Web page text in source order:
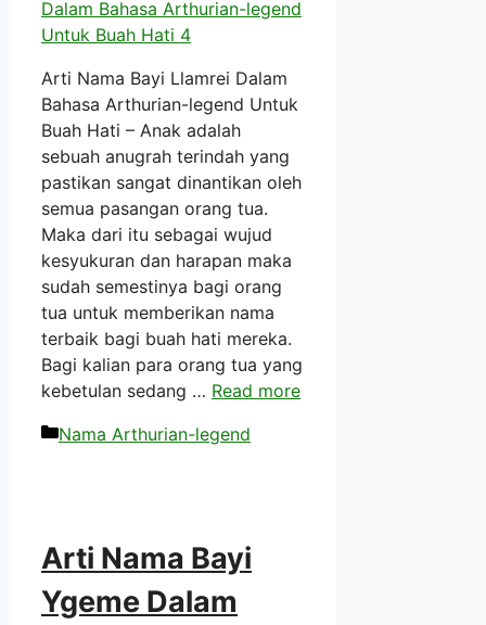
Arti Nama Bayi Llamrei Dalam
Bahasa Arthurian-legend Untuk
Buah Hati – Anak adalah
sebuah anugrah terindah yang
pastikan sangat dinantikan oleh
semua pasangan orang tua.
Maka dari itu sebagai wujud
kesyukuran dan harapan maka
sudah semestinya bagi orang
tua untuk memberikan nama
terbaik bagi buah hati mereka.
Bagi kalian para orang tua yang
kebetulan sedang … Read more
Kategori
Nama Arthurian-legend
Arti Nama Bayi
Ygeme Dalam